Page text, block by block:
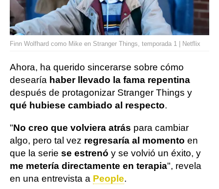
Finn Wolfhard como Mike en Stranger Things, temporada 1 | Netflix
Ahora, ha querido sincerarse sobre cómo
desearía haber llevado la fama repentina
después de protagonizar Stranger Things y
qué hubiese cambiado al respecto.
"No creo que volviera atrás para cambiar
algo, pero tal vez regresaría al momento en
que la serie se estrenó y se volvió un éxito, y
me metería directamente en terapia", revela
en una entrevista a People.